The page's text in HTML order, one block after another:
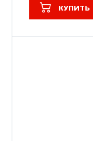
КУПИТЬ